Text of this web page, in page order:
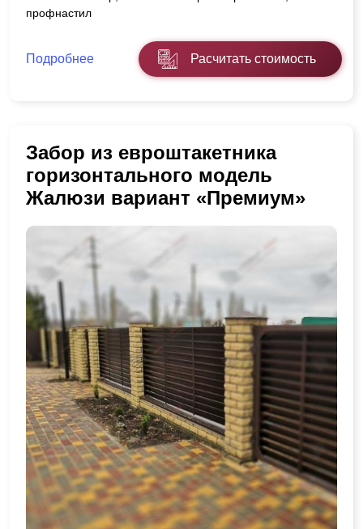
профнастил
Подробнее Расчитать стоимость
Забор из евроштакетника
горизонтального модель
Жалюзи вариант «Премиум»